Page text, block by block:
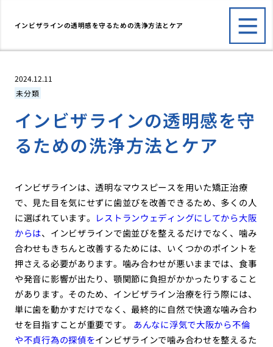
インビザラインの透明感を守るための洗浄方法とケア
2024.12.11
未分類
インビザラインの透明感を守
るための洗浄方法とケア
インビザラインは、透明なマウスピースを用いた矯正治療
で、見た目を気にせずに歯並びを改善できるため、多くの人
に選ばれています。 レストランウェディングにしてから大阪
からは、インビザラインで歯並びを整えるだけでなく、噛み
合わせもきちんと改善するためには、いくつかのポイントを
押さえる必要があります。噛み合わせが悪いままでは、食事
や発音に影響が出たり、顎関節に負担がかかったりすること
があります。そのため、インビザライン治療を行う際には、
単に歯を動かすだけでなく、最終的に自然で快適な噛み合わ
せを目指すことが重要です。 あんなに浮気で大阪から不倫
や不貞行為の探偵をインビザラインで噛み合わせを整えるた